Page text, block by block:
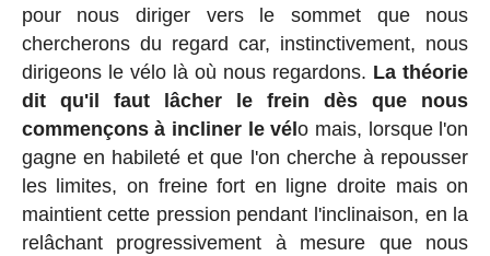
pour nous diriger vers le sommet que nous
chercherons du regard car, instinctivement, nous
dirigeons le vélo là où nous regardons. La théorie
dit qu'il faut lâcher le frein dès que nous
commençons à incliner le vélo mais, lorsque l'on
gagne en habileté et que l'on cherche à repousser
les limites, on freine fort en ligne droite mais on
maintient cette pression pendant l'inclinaison, en la
relâchant progressivement à mesure que nous